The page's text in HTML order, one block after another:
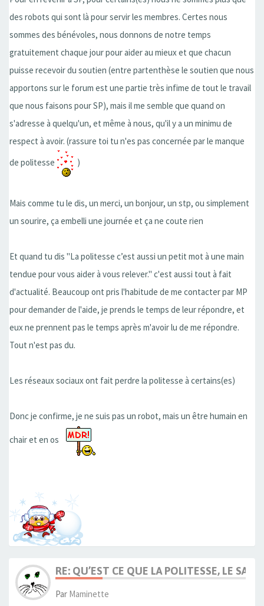
des robots qui sont là pour servir les membres. Certes nous
sommes des bénévoles, nous donnons de notre temps
gratuitement chaque jour pour aider au mieux et que chacun
puisse recevoir du soutien (entre partenthèse le soutien que nous
apportons sur le forum est une partie très infime de tout le travail
que nous faisons pour SP), mais il me semble que quand on
s'adresse à quelqu'un, et même à nous, qu'il y a un minimu de
respect à avoir. (rassure toi tu n'es pas concernée par le manque
de politesse
)
Mais comme tu le dis, un merci, un bonjour, un stp, ou simplement
un sourire, ça embelli une journée et ça ne coute rien
Et quand tu dis ''La politesse c’est aussi un petit mot à une main
tendue pour vous aider à vous relever.'' c'est aussi tout à fait
d'actualité. Beaucoup ont pris l'habitude de me contacter par MP
pour demander de l'aide, je prends le temps de leur répondre, et
eux ne prennent pas le temps après m'avoir lu de me répondre.
Tout n'est pas du.
Les réseaux sociaux ont fait perdre la politesse à certains(es)
Donc je confirme, je ne suis pas un robot, mais un être humain en
chair et en os
RE: QU’EST CE QUE LA POLITESSE, LE
Par Maminette